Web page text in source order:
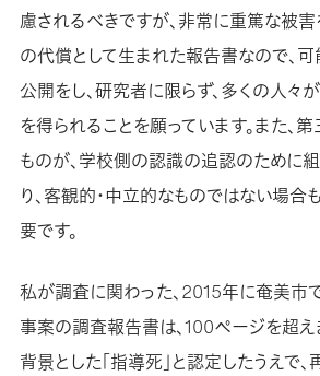
慮されるべきですが、非常に重篤な被
の代償として生まれた報告書なので、
公開をし、研究者に限らず、多くの人々
を得られることを願っています。また、
ものが、学校側の認識の追認のために
り、客観的・中立的なものではない場合
要です。
私が調査に関わった、2015年に奄美市
事案の調査報告書は、100ページを超え
背景とした「指導死」と認定したうえで